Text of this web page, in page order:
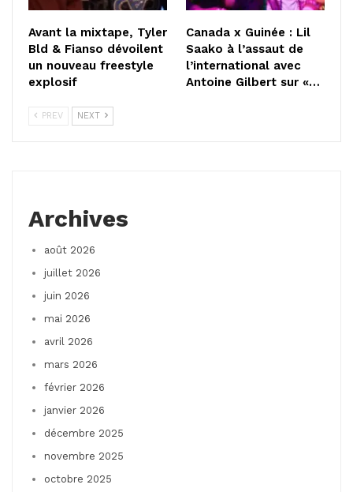
Avant la mixtape, Tyler
Bld & Fianso dévoilent
un nouveau freestyle
explosif
Canada x Guinée : Lil
Saako à l’assaut de
l’international avec
Antoine Gilbert sur «…
PREV NEXT
Archives
août 2026
juillet 2026
juin 2026
mai 2026
avril 2026
mars 2026
février 2026
janvier 2026
décembre 2025
novembre 2025
octobre 2025